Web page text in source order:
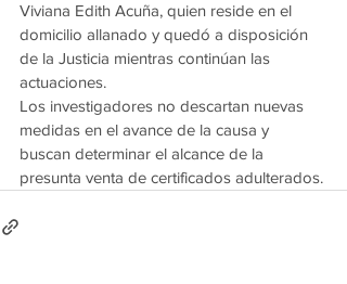
Viviana Edith Acuña, quien reside en el
domicilio allanado y quedó a disposición
de la Justicia mientras continúan las
actuaciones.
Los investigadores no descartan nuevas
medidas en el avance de la causa y
buscan determinar el alcance de la
presunta venta de certificados adulterados.